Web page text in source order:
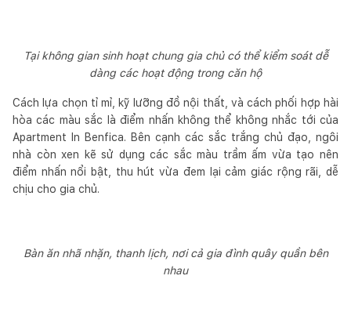
Tại không gian sinh hoạt chung gia chủ có thể kiểm soát dễ
dàng các hoạt động trong căn hộ
Cách lựa chọn tỉ mỉ, kỹ lưỡng đồ nội thất, và cách phối hợp hài
hòa các màu sắc là điểm nhấn không thể không nhắc tới của
Apartment In Benfica. Bên cạnh các sắc trắng chủ đạo, ngôi
nhà còn xen kẽ sử dụng các sắc màu trầm ấm vừa tạo nên
điểm nhấn nổi bật, thu hút vừa đem lại cảm giác rộng rãi, dễ
chịu cho gia chủ.
Bàn ăn nhã nhặn, thanh lịch, nơi cả gia đình quây quần bên
nhau